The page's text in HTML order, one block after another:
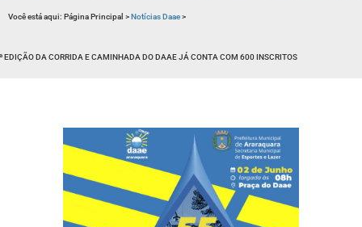
Você está aqui: Página Principal >Notícias Daae>
EDIÇÃO DA CORRIDA E CAMINHADA DO DAAE JÁ CONTA COM 600 INSCRITOS